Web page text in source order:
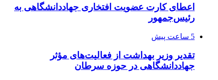
اعطای کارت عضویت افتخاری جهاددانشگاهی به
رئیس‌جمهور
5 ساعت پیش
تقدیر وزیر بهداشت از فعالیت‌های مؤثر
جهاددانشگاهی در حوزه سرطان